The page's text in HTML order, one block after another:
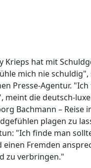
Krieps hat mit
mich nie schuldig",
Presse-Agentur.
meint die deutsch-
Bachmann – Reise
plagen zu
"Ich finde man
Fremden
zu verbringen."